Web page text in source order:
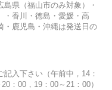
県（福山市のみ対象）・
・香川・徳島・愛媛・高
・鹿児島・沖縄は発送日の
入下さい（午前中，14：
：00，19：00～21：00）